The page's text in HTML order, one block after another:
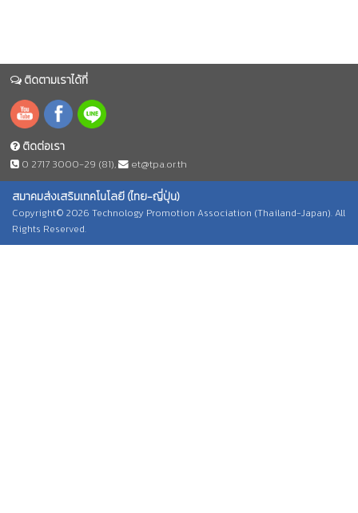
ติดตามเราได้ที่
ติดต่อเรา
0 2717 3000-29 (81), et@tpa.or.th
สมาคมส่งเสริมเทคโนโลยี (ไทย-ญี่ปุ่น)
Copyright© 2026 Technology Promotion Association (Thailand-Japan). All
Rights Reserved.